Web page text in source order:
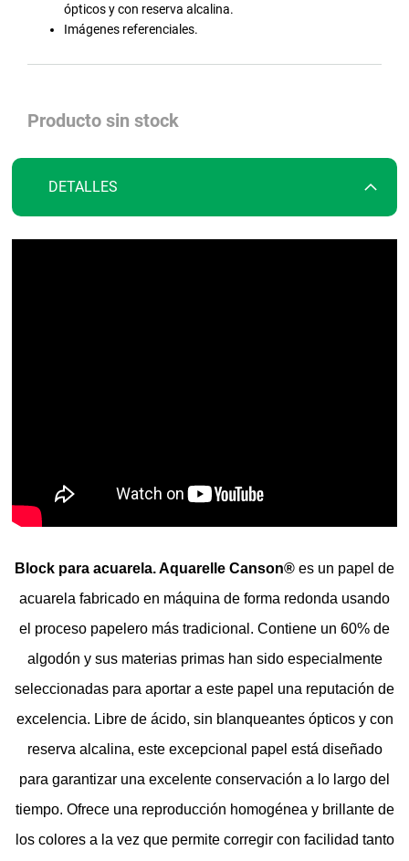
ópticos y con reserva alcalina.
Imágenes referenciales.
Producto sin stock
DETALLES
Block para acuarela. Aquarelle Canson® es un papel de
acuarela fabricado en máquina de forma redonda usando
el proceso papelero más tradicional. Contiene un 60% de
algodón y sus materias primas han sido especialmente
seleccionadas para aportar a este papel una reputación de
excelencia. Libre de ácido, sin blanqueantes ópticos y con
reserva alcalina, este excepcional papel está diseñado
para garantizar una excelente conservación a lo largo del
tiempo. Ofrece una reproducción homogénea y brillante de
los colores a la vez que permite corregir con facilidad tanto